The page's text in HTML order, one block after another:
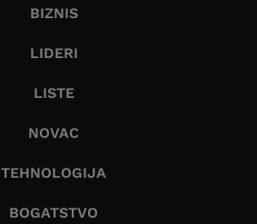
BIZNIS
LIDERI
LISTE
NOVAC
TEHNOLOGIJA
BOGATSTVO